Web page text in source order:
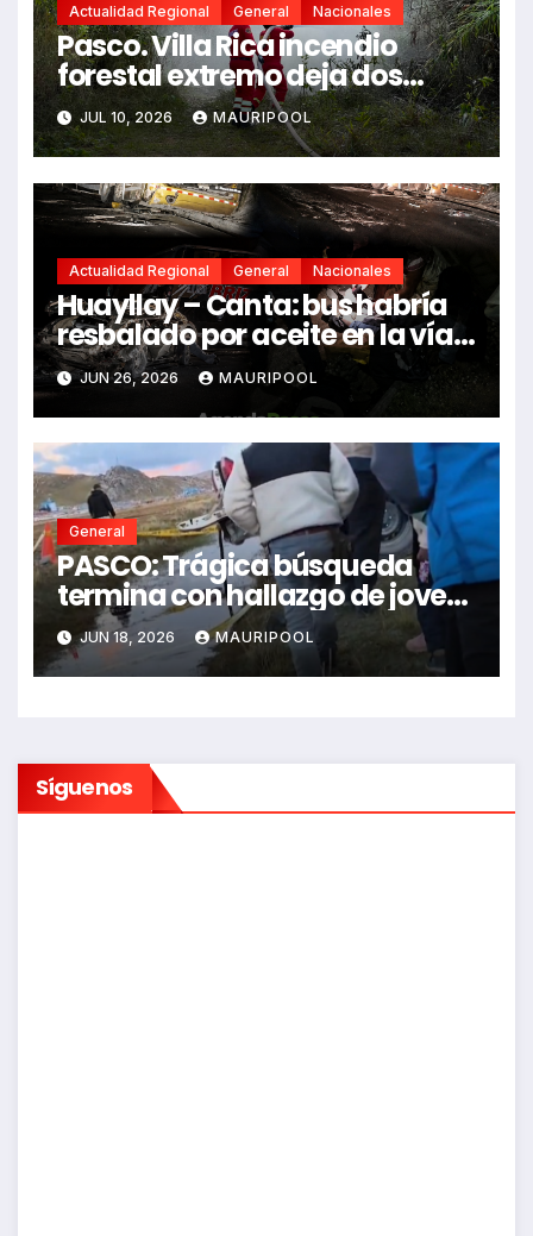
Actualidad Regional General Nacionales
Pasco. Villa Rica incendio
forestal extremo deja dos
fallecidos y heridos
JUL 10, 2026 MAURIPOOL
Actualidad Regional General Nacionales
Huayllay – Canta: bus habría
resbalado por aceite en la vía e
impactó auto siniestrado
dejando dos fallecidos
JUN 26, 2026 MAURIPOOL
General
PASCO: Trágica búsqueda
termina con hallazgo de joven
sin vida en Rancas
JUN 18, 2026 MAURIPOOL
Síguenos